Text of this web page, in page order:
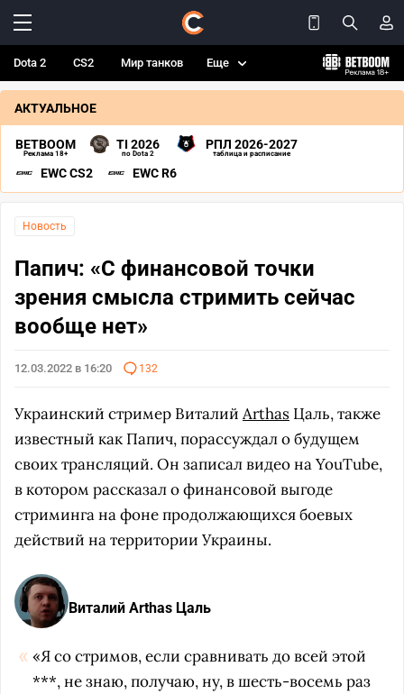
Dota 2 CS2 Мир танков Еще
АКТУАЛЬНОЕ
BETBOOM
Реклама 18+
TI 2026
по Dota 2
РПЛ 2026-2027
таблица и расписание
EWC CS2 EWC R6
Новость
Папич: «С финансовой точки
зрения смысла стримить сейчас
вообще нет»
12.03.2022 в 16:20 132
Украинский стример Виталий Arthas Цаль, также
известный как Папич, порассуждал о будущем
своих трансляций. Он записал видео на YouTube,
в котором рассказал о финансовой выгоде
стриминга на фоне продолжающихся боевых
действий на территории Украины.
Виталий Arthas Цаль
«Я со стримов, если сравнивать до всей этой
***, не знаю, получаю, ну, в шесть-восемь раз